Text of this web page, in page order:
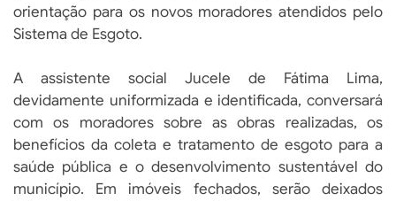
orientação para os novos moradores atendidos pelo
Sistema de Esgoto.
A assistente social Jucele de Fátima Lima,
devidamente uniformizada e identificada, conversará
com os moradores sobre as obras realizadas, os
benefícios da coleta e tratamento de esgoto para a
saúde pública e o desenvolvimento sustentável do
município. Em imóveis fechados, serão deixados